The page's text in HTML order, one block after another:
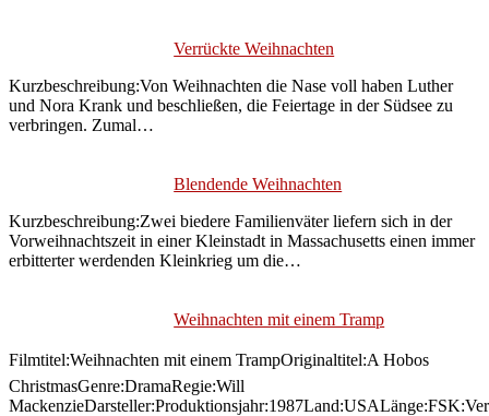
Verrückte Weihnachten
Kurzbeschreibung:Von Weihnachten die Nase voll haben Luther
und Nora Krank und beschließen, die Feiertage in der Südsee zu
verbringen. Zumal…
Blendende Weihnachten
Kurzbeschreibung:Zwei biedere Familienväter liefern sich in der
Vorweihnachtszeit in einer Kleinstadt in Massachusetts einen immer
erbitterter werdenden Kleinkrieg um die…
Weihnachten mit einem Tramp
Filmtitel:Weihnachten mit einem TrampOriginaltitel:A Hobos
ChristmasGenre:DramaRegie:Will